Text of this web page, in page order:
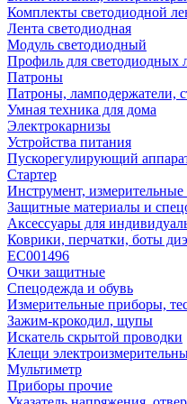
Комплекты светодиодной
Лента светодиодная
Модуль светодиодный
Профиль для светодиодных
Патроны
Патроны, ламподержатели,
Умная техника для дома
Электрокарнизы
Устройства питания
Пускорегулирующий
Стартер
Инструмент,
Защитные материалы и
Аксессуары для
Коврики, перчатки, боты
EC001496
Очки защитные
Спецодежда и обувь
Измерительные приборы,
Зажим-крокодил, щупы
Искатель скрытой проводки
Клещи
Мультиметр
Приборы прочие